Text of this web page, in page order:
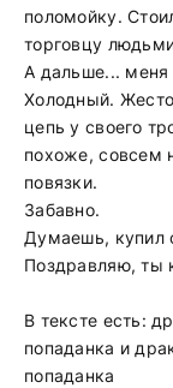
поломойку.
торговцу
А дальше... меня
Холодный.
цепь у своего
похоже, совсем
повязки.
Забавно.
Думаешь, купил
Поздравляю, ты
В тексте есть:
попаданка и
попаданка